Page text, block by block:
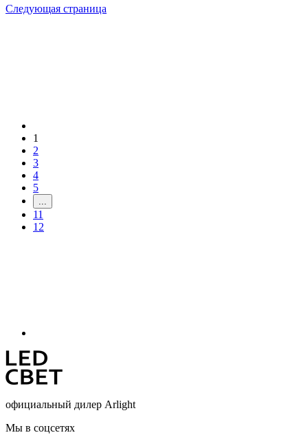
Следующая страница
1
2
3
4
5
11
12
официальный дилер Arlight
Мы в соцсетях